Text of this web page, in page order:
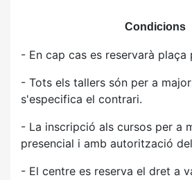
Condicions
- En cap cas es reservarà plaça
- Tots els tallers són per a
s'especifica el contrari.
- La inscripció als cursos per a
presencial i amb autorització
- El centre es reserva el dret a